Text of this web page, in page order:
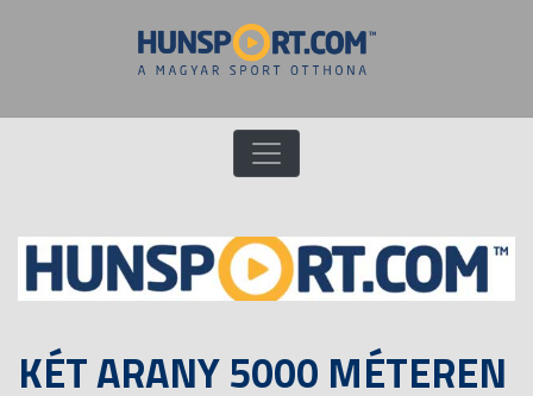
KÉT ARANY 5000 MÉTEREN